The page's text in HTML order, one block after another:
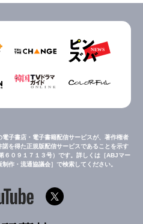
電子書店・電子書籍配信サービスが、著作権者
諾を得た正規版配信サービスであることを示す
６０９１７１３号）です。詳しくは［ABJマー
作・流通協議会］で検索してください。